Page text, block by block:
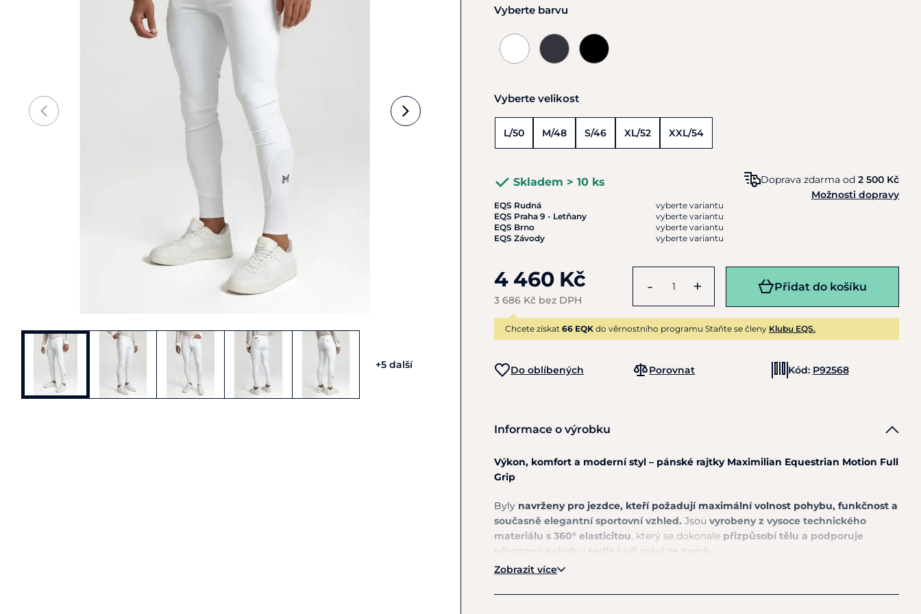
+5 další
Vyberte barvu
Vyberte velikost
L/50 M/48 S/46 XL/52 XXL/54
Skladem > 10 ks
EQS Rudná
vyberte variantu
EQS Praha 9 - Letňany
vyberte variantu
EQS Brno
vyberte variantu
EQS Závody
vyberte variantu
Doprava zdarma od 2 500 Kč
Možnosti dopravy
4 460 Kč
3 686 Kč bez DPH
- + Přidat do košíku
Chcete získat 66 EQK do věrnostního programu Staňte se členy Klubu EQS.
Do oblíbených Porovnat Kód: P92568
Informace o výrobku
Výkon, komfort a moderní styl – pánské rajtky Maximilian Equestrian Motion Full
Grip
Byly navrženy pro jezdce, kteří požadují maximální volnost pohybu, funkčnost a
současně elegantní sportovní vzhled. Jsou vyrobeny z vysoce technického
materiálu s 360° elasticitou, který se dokonale přizpůsobí tělu a podporuje
přirozený pohyb v sedle i při práci ze země.
usazení bez nepříjemného tlaku. Praktické kapsy, včetně bezpečné kapsy na
Zobrazit více